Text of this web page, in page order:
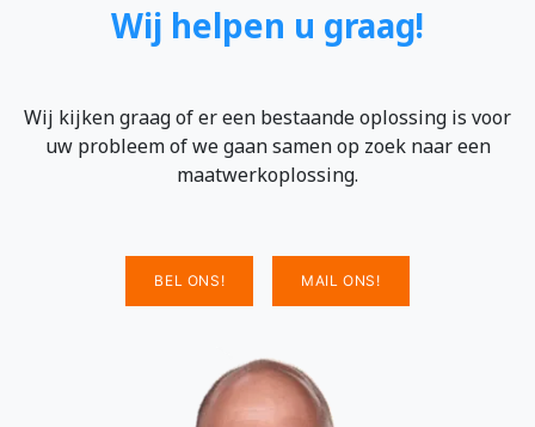
Wij helpen u graag!
Wij kijken graag of er een bestaande oplossing is voor
uw probleem of we gaan samen op zoek naar een
maatwerkoplossing.
BEL ONS! MAIL ONS!